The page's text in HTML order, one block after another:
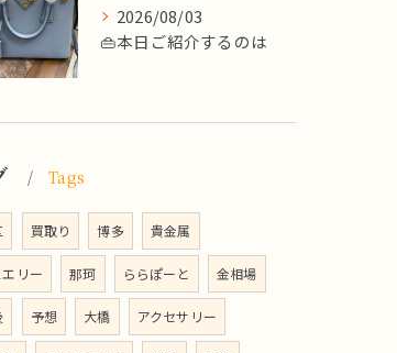
2026/08/03
👜本日ご紹介するのは
Tags
買取り 博多 貴金属
エリー 那珂 ららぽーと 金相場
予想 大橋 アクセサリー